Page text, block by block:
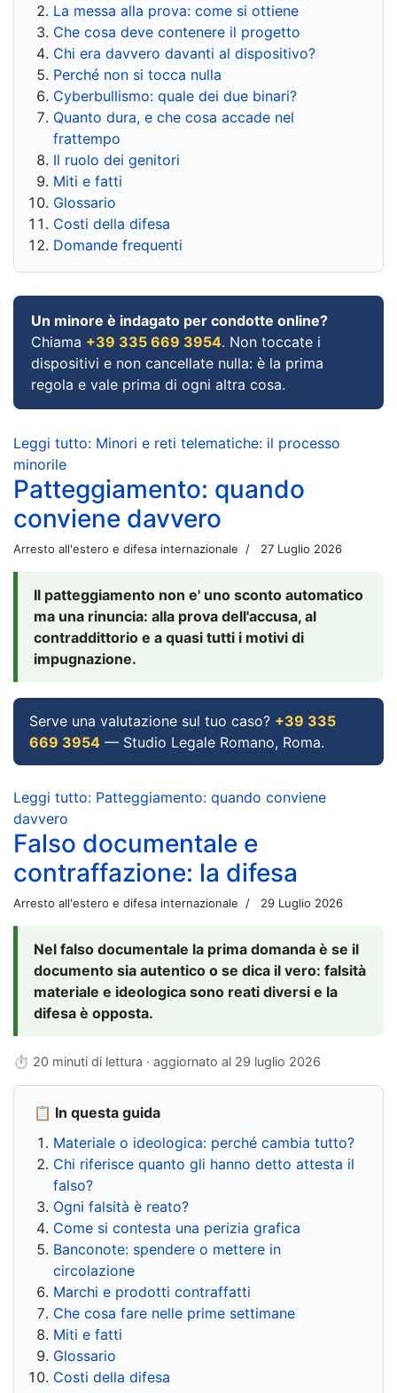
La messa alla prova: come si ottiene
Che cosa deve contenere il progetto
Chi era davvero davanti al dispositivo?
Perché non si tocca nulla
Cyberbullismo: quale dei due binari?
Quanto dura, e che cosa accade nel
frattempo
Il ruolo dei genitori
Miti e fatti
Glossario
Costi della difesa
Domande frequenti
Un minore è indagato per condotte online?
Chiama +39 335 669 3954. Non toccate i
dispositivi e non cancellate nulla: è la prima
regola e vale prima di ogni altra cosa.
Leggi tutto: Minori e reti telematiche: il processo
minorile
Patteggiamento: quando
conviene davvero
Arresto all'estero e difesa internazionale 27 Luglio 2026
Il patteggiamento non e' uno sconto automatico
ma una rinuncia: alla prova dell'accusa, al
contraddittorio e a quasi tutti i motivi di
impugnazione.
Serve una valutazione sul tuo caso? +39 335
669 3954 — Studio Legale Romano, Roma.
Leggi tutto: Patteggiamento: quando conviene
davvero
Falso documentale e
contraffazione: la difesa
Arresto all'estero e difesa internazionale 29 Luglio 2026
Nel falso documentale la prima domanda è se il
documento sia autentico o se dica il vero: falsità
materiale e ideologica sono reati diversi e la
difesa è opposta.
⏱ 20 minuti di lettura · aggiornato al 29 luglio 2026
📋 In questa guida
Materiale o ideologica: perché cambia tutto?
Chi riferisce quanto gli hanno detto attesta il
falso?
Ogni falsità è reato?
Come si contesta una perizia grafica
Banconote: spendere o mettere in
circolazione
Marchi e prodotti contraffatti
Che cosa fare nelle prime settimane
Miti e fatti
Glossario
Costi della difesa